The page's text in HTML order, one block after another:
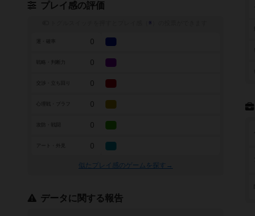
プレイ感の評価
※
0
戦略・判断力 0
0
0
0
アート・外見 0
似たプレイ感のゲームを探す→
データに関する報告